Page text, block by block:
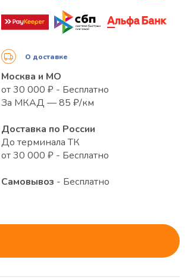
О доставке
Москва и МО
от 30 000 ₽ - Бесплатно
За МКАД — 85 ₽/км
Доставка по России
До терминала ТК
от 30 000 ₽ - Бесплатно
Самовывоз - Бесплатно